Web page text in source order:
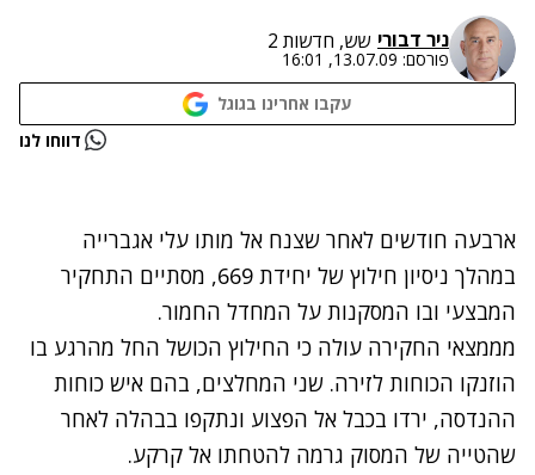
ניר דבורי שש, חדשות 2
פורסם: 13.07.09, 16:01
עקבו אחרינו בגוגל
נתקלנו בבעיה דווחו לנו
נתקלנו בבעיה
נסה שוב
ארבעה חודשים לאחר שצנח אל מותו עלי אגברייה
במהלך ניסיון חילוץ של יחידת 669, מסתיים התחקיר
המבצעי ובו המסקנות על המחדל החמור.
מממצאי החקירה עולה כי החילוץ הכושל החל מהרגע בו
הוזנקו הכוחות לזירה. שני המחלצים, בהם איש כוחות
ההנדסה, ירדו בכבל אל הפצוע ונתקפו בבהלה לאחר
שהטייה של המסוק גרמה להטחתו אל קרקע.